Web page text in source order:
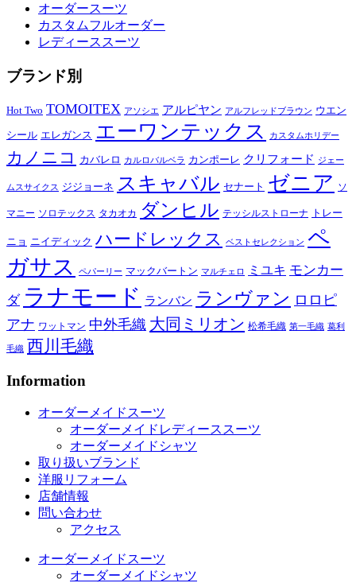
オーダースーツ
カスタムフルオーダー
レディーススーツ
ブランド別
Hot Two TOMOITEX アソシエ アルピヤン アルフレッドブラウン ウエン
シール エレガンス エーワンテックス カスタムホリデー
カノニコ カバレロ カルロバルベラ カンポーレ クリフォード ジェー
ムスサイクス ジジョーネ スキャバル セナート ゼニア ソ
マニー ソロテックス タカオカ ダンヒル テッシルストローナ トレー
ニョ ニイディック ハードレックス ベストセレクション ペ
ガサス
ペパーリー マックバートン マルチェロ ミユキ モンカー
ダ ラナモード ランバン ランヴァン ロロピ
アナ ワットマン 中外毛織 大同ミリオン 松希毛織 第一毛織 葛利
毛織 西川毛織
Information
オーダーメイドスーツ
オーダーメイドレディーススーツ
オーダーメイドシャツ
取り扱いブランド
洋服リフォーム
店舗情報
問い合わせ
アクセス
オーダーメイドスーツ
オーダーメイドシャツ